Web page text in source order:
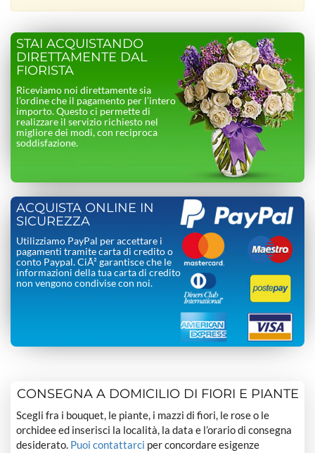
STAI ACQUISTANDO
DIRETTAMENTE DAL
FIORISTA
Riceviamo noi direttamente sia
l’ordine che il pagamento per l’intero
importo. Questo ci permette di
realizzare il servizio richiesto nel
migliore dei modi, con reciproca
soddisfazione.
ACQUISTA ONLINE IN
SICUREZZA
Utilizziamo PayPal per accettare i
pagamenti tramite carta di credito o
conto Paypal. CiÃ² garantisce che le
informazioni della tua carta di credito
non vengono condivise con noi.
CONSEGNA A DOMICILIO DI FIORI E PIANTE
Scegli fra i bouquet, le piante, i mazzi di fiori, le rose o le
orchidee ed inserisci la località, la data e l’orario di consegna
desiderato. Puoi contattarci per concordare esigenze